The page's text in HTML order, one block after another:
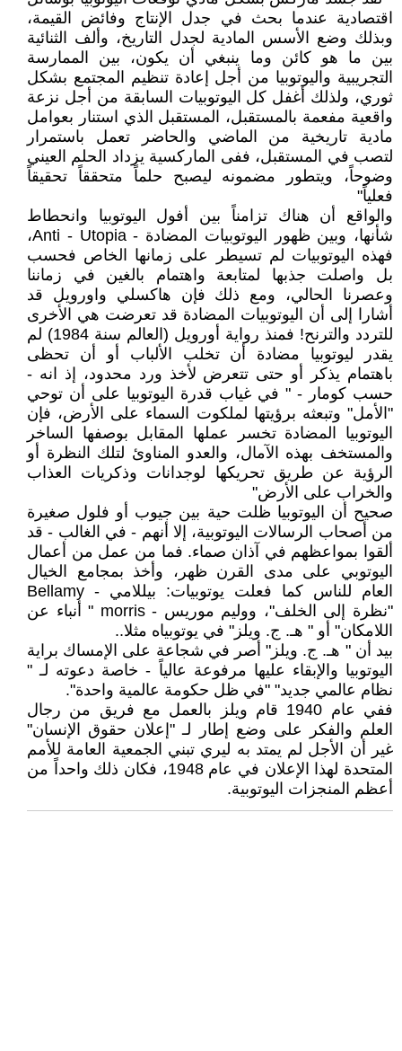
اقتصادية عندما بحث في جدل الإنتاج وفائض القيمة،
وبذلك وضع الأسس المادية لجدل التاريخ، وألف الثنائية
بين ما هو كائن وما ينبغي أن يكون، بين الممارسة
التجريبية واليوتوبيا من أجل إعادة تنظيم المجتمع بشكل
ثوري، ولذلك أغفل كل اليوتوبيات السابقة من أجل نزعة
واقعية مفعمة بالمستقبل، المستقبل الذي استنار بعوامل
مادية تاريخية من الماضي والحاضر تعمل باستمرار
لتصب في المستقبل، ففى الماركسية يزداد الحلم العيني
وضوحاً، ويتطور مضمونه ليصبح حلماً متحققاً تحقيقاً
فعلياً"
والواقع أن هناك تزامناً بين أفول اليوتوبيا وانحطاط
شأنها، وبين ظهور اليوتوبيات المضادة - Anti - Utopia،
فهذه اليوتوبيات لم تسيطر على زمانها الخاص فحسب
بل واصلت جذبها لمتابعة واهتمام بالغين في زماننا
وعصرنا الحالي، ومع ذلك فإن هاكسلي واورويل قد
أشارا إلى أن اليوتوبيات المضادة قد تعرضت هي الأخرى
للتردد والترنح! فمنذ رواية أورويل (العالم سنة 1984) لم
يقدر ليوتوبيا مضادة أن تخلب الألباب أو أن تحظى
باهتمام يذكر أو حتى تتعرض لأخذ ورد محدود، إذ انه -
حسب كومار - " في غياب قدرة اليوتوبيا على أن توحي
"الأمل" وتبعثه برؤيتها لملكوت السماء على الأرض، فإن
اليوتوبيا المضادة تخسر عملها المقابل بوصفها الساخر
والمستخف بهذه الآمال، والعدو المناوئ لتلك النظرة أو
الرؤية عن طريق تحريكها لوجدانات وذكريات العذاب
والخراب على الأرض"
صحيح أن اليوتوبيا ظلت حية بين جيوب أو فلول صغيرة
من أصحاب الرسالات اليوتوبية، إلا أنهم - في الغالب - قد
ألقوا بمواعظهم في آذان صماء. فما من عمل من أعمال
اليوتوبي على مدى القرن ظهر، وأخذ بمجامع الخيال
العام للناس كما فعلت يوتوبيات: بيللامي - Bellamy
"نظرة إلى الخلف"، ووليم موريس - morris " أنباء عن
اللامكان" أو " هـ. ج. ويلز" في يوتوبياه مثلا..
بيد أن " هـ. ج. ويلز" أصر في شجاعة على الإمساك براية
اليوتوبيا والإبقاء عليها مرفوعة عالياً - خاصة دعوته لـ "
نظام عالمي جديد" "في ظل حكومة عالمية واحدة".
ففي عام 1940 قام ويلز بالعمل مع فريق من رجال
العلم والفكر على وضع إطار لـ "إعلان حقوق الإنسان"
غير أن الأجل لم يمتد به ليري تبني الجمعية العامة للأمم
المتحدة لهذا الإعلان في عام 1948، فكان ذلك واحداً من
أعظم المنجزات اليوتوبية.